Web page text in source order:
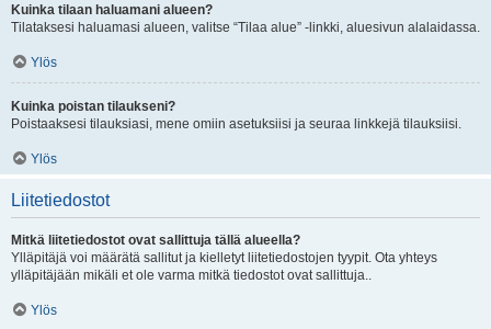
Kuinka tilaan haluamani alueen?
Tilataksesi haluamasi alueen, valitse “Tilaa alue” -linkki, aluesivun alalaidassa.
Ylös
Kuinka poistan tilaukseni?
Poistaaksesi tilauksiasi, mene omiin asetuksiisi ja seuraa linkkejä tilauksiisi.
Ylös
Liitetiedostot
Mitkä liitetiedostot ovat sallittuja tällä alueella?
Ylläpitäjä voi määrätä sallitut ja kielletyt liitetiedostojen tyypit. Ota yhteys
ylläpitäjään mikäli et ole varma mitkä tiedostot ovat sallittuja..
Ylös